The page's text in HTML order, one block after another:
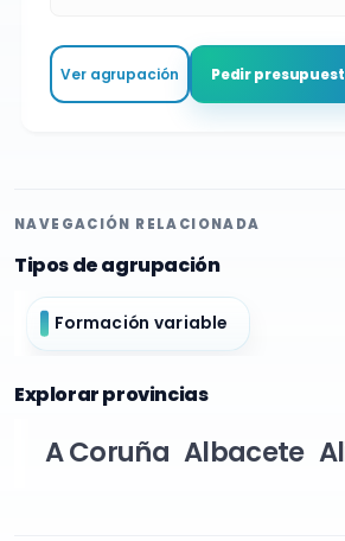
Ver agrupación Pedir
NAVEGACIÓN RELACIONADA
Tipos de agrupación
Formación variable
Explorar provincias
A Coruña Albacete